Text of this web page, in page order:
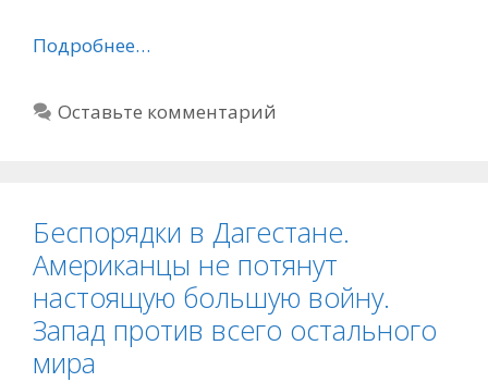
Подробнее…
Оставьте комментарий
Беспорядки в Дагестане.
Американцы не потянут
настоящую большую войну.
Запад против всего остального
мира